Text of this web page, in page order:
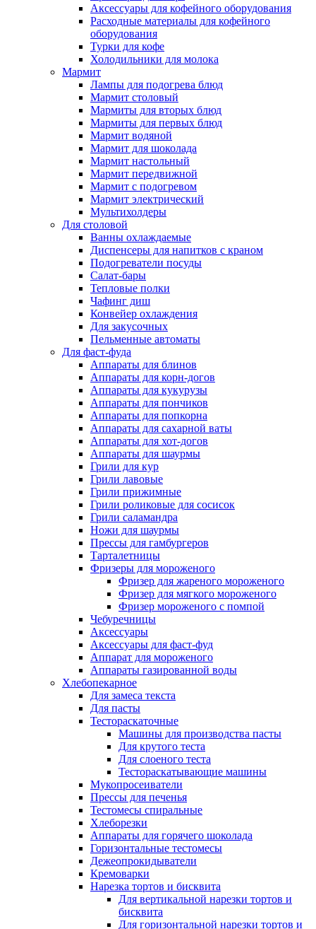
Аксессуары для кофейного оборудования
Расходные материалы для кофейного
оборудования
Турки для кофе
Холодильники для молока
Мармит
Лампы для подогрева блюд
Мармит столовый
Мармиты для вторых блюд
Мармиты для первых блюд
Мармит водяной
Мармит для шоколада
Мармит настольный
Мармит передвижной
Мармит с подогревом
Мармит электрический
Мультихолдеры
Для столовой
Ванны охлаждаемые
Диспенсеры для напитков с краном
Подогреватели посуды
Салат-бары
Тепловые полки
Чафинг диш
Конвейер охлаждения
Для закусочных
Пельменные автоматы
Для фаст-фуда
Аппараты для блинов
Аппараты для корн-догов
Аппараты для кукурузы
Аппараты для пончиков
Аппараты для попкорна
Аппараты для сахарной ваты
Аппараты для хот-догов
Аппараты для шаурмы
Грили для кур
Грили лавовые
Грили прижимные
Грили роликовые для сосисок
Грили саламандра
Ножи для шаурмы
Прессы для гамбургеров
Тарталетницы
Фризеры для мороженого
Фризер для жареного мороженого
Фризер для мягкого мороженого
Фризер мороженого с помпой
Чебуречницы
Аксессуары
Аксессуары для фаст-фуд
Аппарат для мороженого
Аппараты газированной воды
Хлебопекарное
Для замеса текста
Для пасты
Тестораскаточные
Машины для производства пасты
Для крутого теста
Для слоеного теста
Тестораскатывающие машины
Мукопросеиватели
Прессы для печенья
Тестомесы спиральные
Хлеборезки
Аппараты для горячего шоколада
Горизонтальные тестомесы
Дежеопрокидыватели
Кремоварки
Нарезка тортов и бисквита
Для вертикальной нарезки тортов и
бисквита
Для горизонтальной нарезки тортов и